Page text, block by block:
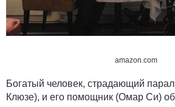
amazon.com
Богатый человек, страдающий
Клюзе), и его помощник (Омар Си)